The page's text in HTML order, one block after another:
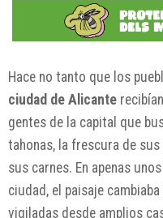
Hace no tanto que los
ciudad de Alicante
gentes de la capital que
tahonas, la frescura de
sus carnes. En apenas
ciudad, el paisaje
vigiladas desde amplios